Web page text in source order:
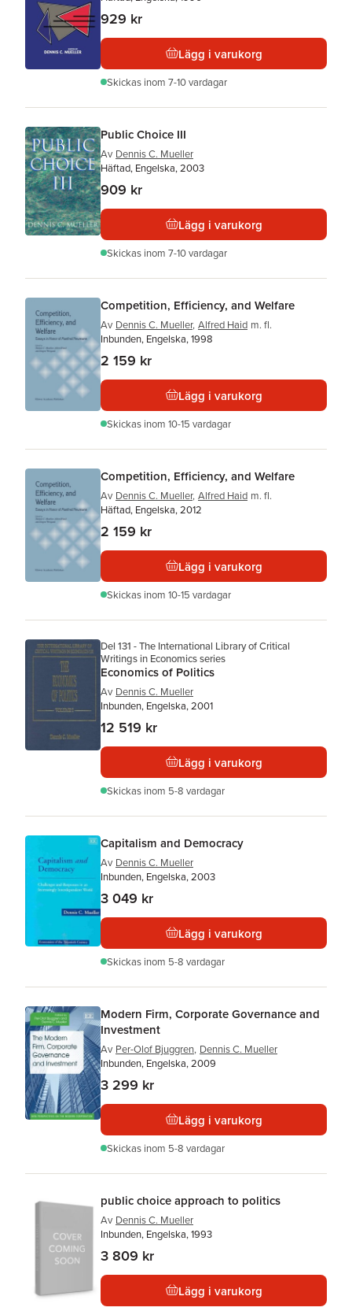
929 kr
Lägg i varukorg
Skickas inom 7-10 vardagar
Public Choice III
Av Dennis C. Mueller
Häftad, Engelska, 2003
909 kr
Lägg i varukorg
Skickas inom 7-10 vardagar
Competition, Efficiency, and Welfare
Av Dennis C. Mueller, Alfred Haid m. fl.
Inbunden, Engelska, 1998
2 159 kr
Lägg i varukorg
Skickas inom 10-15 vardagar
Competition, Efficiency, and Welfare
Av Dennis C. Mueller, Alfred Haid m. fl.
Häftad, Engelska, 2012
2 159 kr
Lägg i varukorg
Skickas inom 10-15 vardagar
Del 131 - The International Library of Critical
Writings in Economics series
Economics of Politics
Av Dennis C. Mueller
Inbunden, Engelska, 2001
12 519 kr
Lägg i varukorg
Skickas inom 5-8 vardagar
Capitalism and Democracy
Av Dennis C. Mueller
Inbunden, Engelska, 2003
3 049 kr
Lägg i varukorg
Skickas inom 5-8 vardagar
Modern Firm, Corporate Governance and
Investment
Av Per-Olof Bjuggren, Dennis C. Mueller
Inbunden, Engelska, 2009
3 299 kr
Lägg i varukorg
Skickas inom 5-8 vardagar
public choice approach to politics
Av Dennis C. Mueller
Inbunden, Engelska, 1993
3 809 kr
Lägg i varukorg